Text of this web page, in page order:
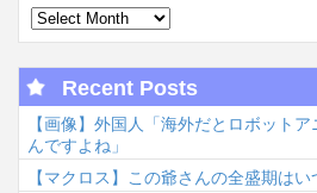
Recent Posts
【画像】外国人「海外だとロボット
んですよね」
【マクロス】この爺さんの全盛期は